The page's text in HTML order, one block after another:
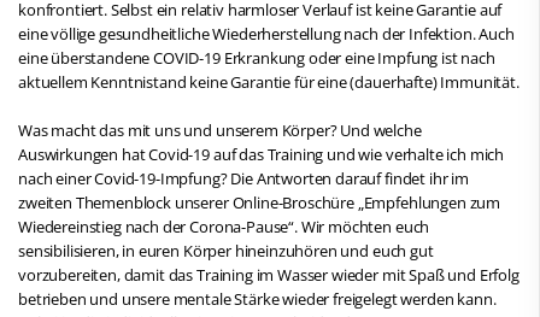
konfrontiert. Selbst ein relativ harmloser Verlauf ist keine Garantie auf
eine völlige gesundheitliche Wiederherstellung nach der Infektion. Auch
eine überstandene COVID-19 Erkrankung oder eine Impfung ist nach
aktuellem Kenntnistand keine Garantie für eine (dauerhafte) Immunität.
Was macht das mit uns und unserem Körper? Und welche
Auswirkungen hat Covid-19 auf das Training und wie verhalte ich mich
nach einer Covid-19-Impfung? Die Antworten darauf findet ihr im
zweiten Themenblock unserer Online-Broschüre „Empfehlungen zum
Wiedereinstieg nach der Corona-Pause“. Wir möchten euch
sensibilisieren, in euren Körper hineinzuhören und euch gut
vorzubereiten, damit das Training im Wasser wieder mit Spaß und Erfolg
betrieben und unsere mentale Stärke wieder freigelegt werden kann.